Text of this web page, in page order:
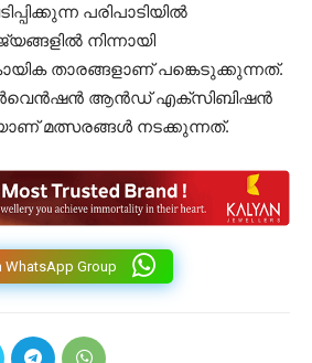
പരിപാടിയിൽ
നിന്നായി
താരങ്ങളാണ് പങ്കെടുക്കുന്നത്.
കൺവെൻഷൻ ആൻഡ് എക്‌സിബിഷൻ
മത്സരങ്ങൾ നടക്കുന്നത്.
WhatsApp Group